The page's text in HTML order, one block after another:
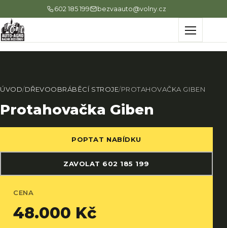
602 185 199 bezvaauto@volny.cz
Menu
ÚVOD/DŘEVOOBRÁBĚCÍ STROJE/PROTAHOVAČKA GIBEN
Protahovačka Giben
POPTAT NABÍDKU
ZAVOLAT 602 185 199
CENA
48.000 Kč